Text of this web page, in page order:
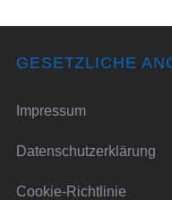
GESETZLICHE
Impressum
Datenschutzerklärung
Cookie-Richtlinie